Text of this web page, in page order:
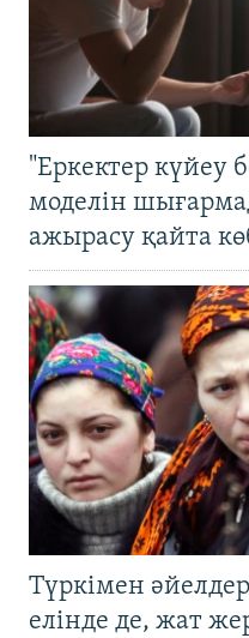
"Еркектер күйеу
моделін
ажырасу қайта
Түркімен
елінде де, жат